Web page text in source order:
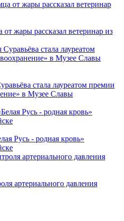
жары рассказал ветеринар из
стала лауреатом премии
в Музее Славы
Русь - родная кровь»
артериального давления